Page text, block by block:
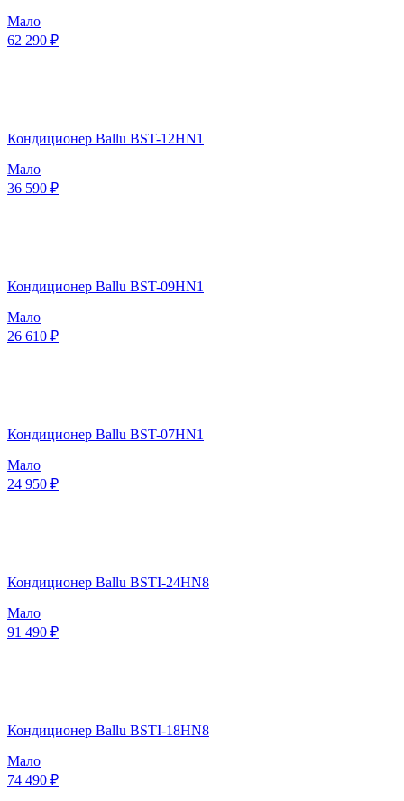
Мало
62 290 ₽
Кондиционер Ballu BST-12HN1
Мало
36 590 ₽
Кондиционер Ballu BST-09HN1
Мало
26 610 ₽
Кондиционер Ballu BST-07HN1
Мало
24 950 ₽
Кондиционер Ballu BSTI-24HN8
Мало
91 490 ₽
Кондиционер Ballu BSTI-18HN8
Мало
74 490 ₽